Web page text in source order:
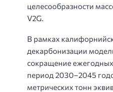
целесообразности
V2G.
В рамках
декарбонизации
сокращение
период 2030–2045
метрических тонн